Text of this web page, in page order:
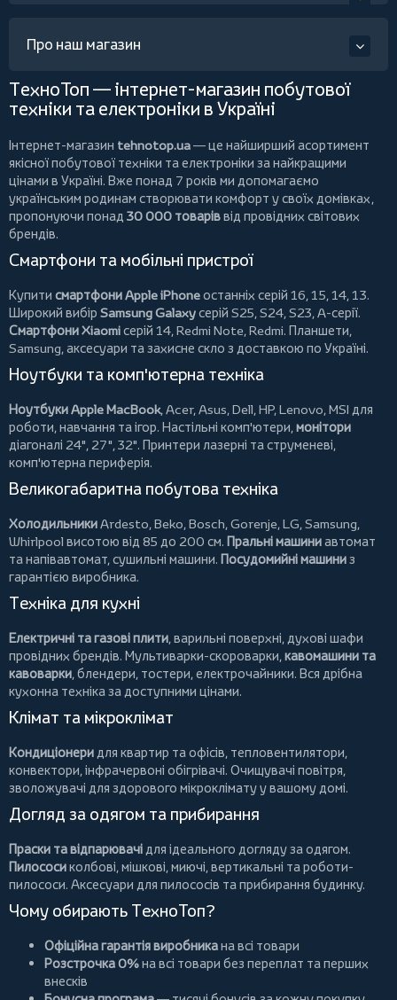
Про наш магазин
ТехноТоп — інтернет-магазин побутової
техніки та електроніки в Україні
Інтернет-магазин tehnotop.ua— це найширший асортимент
якісної побутової техніки та електроніки за найкращими
цінами в Україні. Вже понад 7 років ми допомагаємо
українським родинам створювати комфорт у своїх домівках,
пропонуючи понад 30 000 товаріввід провідних світових
брендів.
Смартфони та мобільні пристрої
Купити смартфони Apple iPhoneостанніх серій 16, 15, 14, 13.
Широкий вибір Samsung Galaxyсерій S25, S24, S23, A-серії.
Смартфони Xiaomiсерій 14, Redmi Note, Redmi. Планшети,
Samsung, аксесуари тазахисне скло з доставкою по Україні.
Ноутбуки та комп'ютерна техніка
Ноутбуки Apple MacBook, Acer, Asus, Dell, HP, Lenovo, MSI для
роботи, навчання та ігор. Настільні комп'ютери, монітори
діагоналі 24", 27", 32". Принтери лазерні та струменеві,
комп'ютерна периферія.
Великогабаритна побутова техніка
ХолодильникиArdesto, Beko, Bosch, Gorenje, LG, Samsung,
Whirlpool висотою від 85 до 200 см. Пральні машиниавтомат
та напівавтомат, сушильні машини. Посудомийні машиниз
гарантією виробника.
Техніка для кухні
Електричні та газові плити, варильні поверхні, духові шафи
провідних брендів. Мультиварки-скороварки, кавомашини та
кавоварки, блендери, тостери, електрочайники. Вся дрібна
кухонна техніка за доступними цінами.
Клімат та мікроклімат
Кондиціонери для квартир та офісів, тепловентилятори,
конвектори, інфрачервоні обігрівачі. Очищувачі повітря,
зволожувачі для здорового мікроклімату у вашому домі.
Догляд за одягом та прибирання
Праски та відпарювачі для ідеального догляду за одягом.
Пилососиколбові, мішкові, миючі, вертикальні тароботи-
пилососи. Аксесуари для пилососів та прибирання будинку.
Чому обирають ТехноТоп?
Офіційна гарантія виробникана всі товари
Розстрочка 0%на всі товари без переплат та перших
внесків